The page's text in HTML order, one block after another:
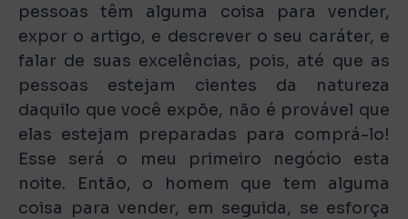
pessoas têm alguma coisa para vender,
expor o artigo, e descrever o seu caráter, e
falar de suas excelências, pois, até que as
pessoas estejam cientes da natureza
daquilo que você expõe, não é provável que
elas estejam preparadas para comprá-lo!
Esse será o meu primeiro negócio esta
noite. Então, o homem que tem alguma
coisa para vender, em seguida, se esforça